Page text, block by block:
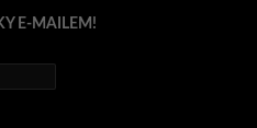
E-MAILEM!